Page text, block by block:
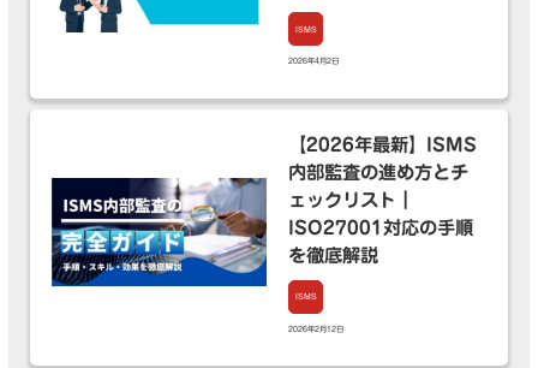
ISMS
2026年4月2日
ISMS
2026年2月12日
【2026年最新】ISMS
内部監査の進め方とチ
ェックリスト｜
ISO27001対応の手順
を徹底解説